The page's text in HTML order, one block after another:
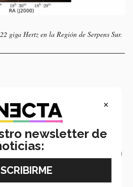
giga Hertz en la Región de Serpens Sur.
radioastronomía
es reconocida por
, además de ser el espacio
máser de la molécula
Rodríguez en colaboración con
a la tarea de investigar
×
newsletter de